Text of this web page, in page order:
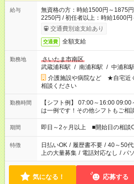
給与
無資格の方：時給1500円～1875
2250円 / 初任者以上：時給1600円
交通費別途支給あり
交通費 全額支給
勤務地
さいたま市南区
武蔵浦和駅 / 南浦和駅 / 中浦和駅
介護施設や病院など ★自宅近
相談ください
勤務時間
【シフト例】 07:00～16:00 09:00～
は一例です！その他シフトもご相
期間 即日～2ヶ月以上 ■開始日の相談
特徴 日払いOK / 履歴書不要 / 40～50
上の大量募集 / 電話対応なし / パ
気になる！ 応募する